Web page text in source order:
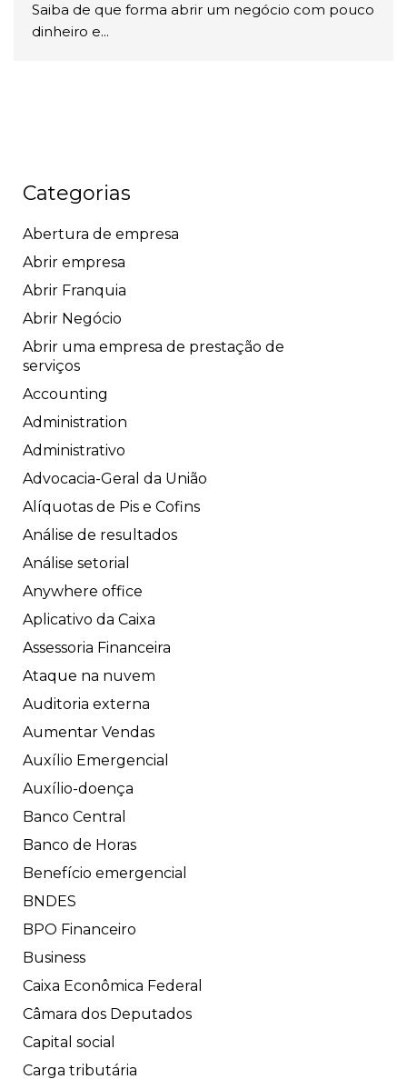
Saiba de que forma abrir um negócio com pouco
dinheiro e...
Categorias
Abertura de empresa
Abrir empresa
Abrir Franquia
Abrir Negócio
Abrir uma empresa de prestação de
serviços
Accounting
Administration
Administrativo
Advocacia-Geral da União
Alíquotas de Pis e Cofins
Análise de resultados
Análise setorial
Anywhere office
Aplicativo da Caixa
Assessoria Financeira
Ataque na nuvem
Auditoria externa
Aumentar Vendas
Auxílio Emergencial
Auxílio-doença
Banco Central
Banco de Horas
Benefício emergencial
BNDES
BPO Financeiro
Business
Caixa Econômica Federal
Câmara dos Deputados
Capital social
Carga tributária